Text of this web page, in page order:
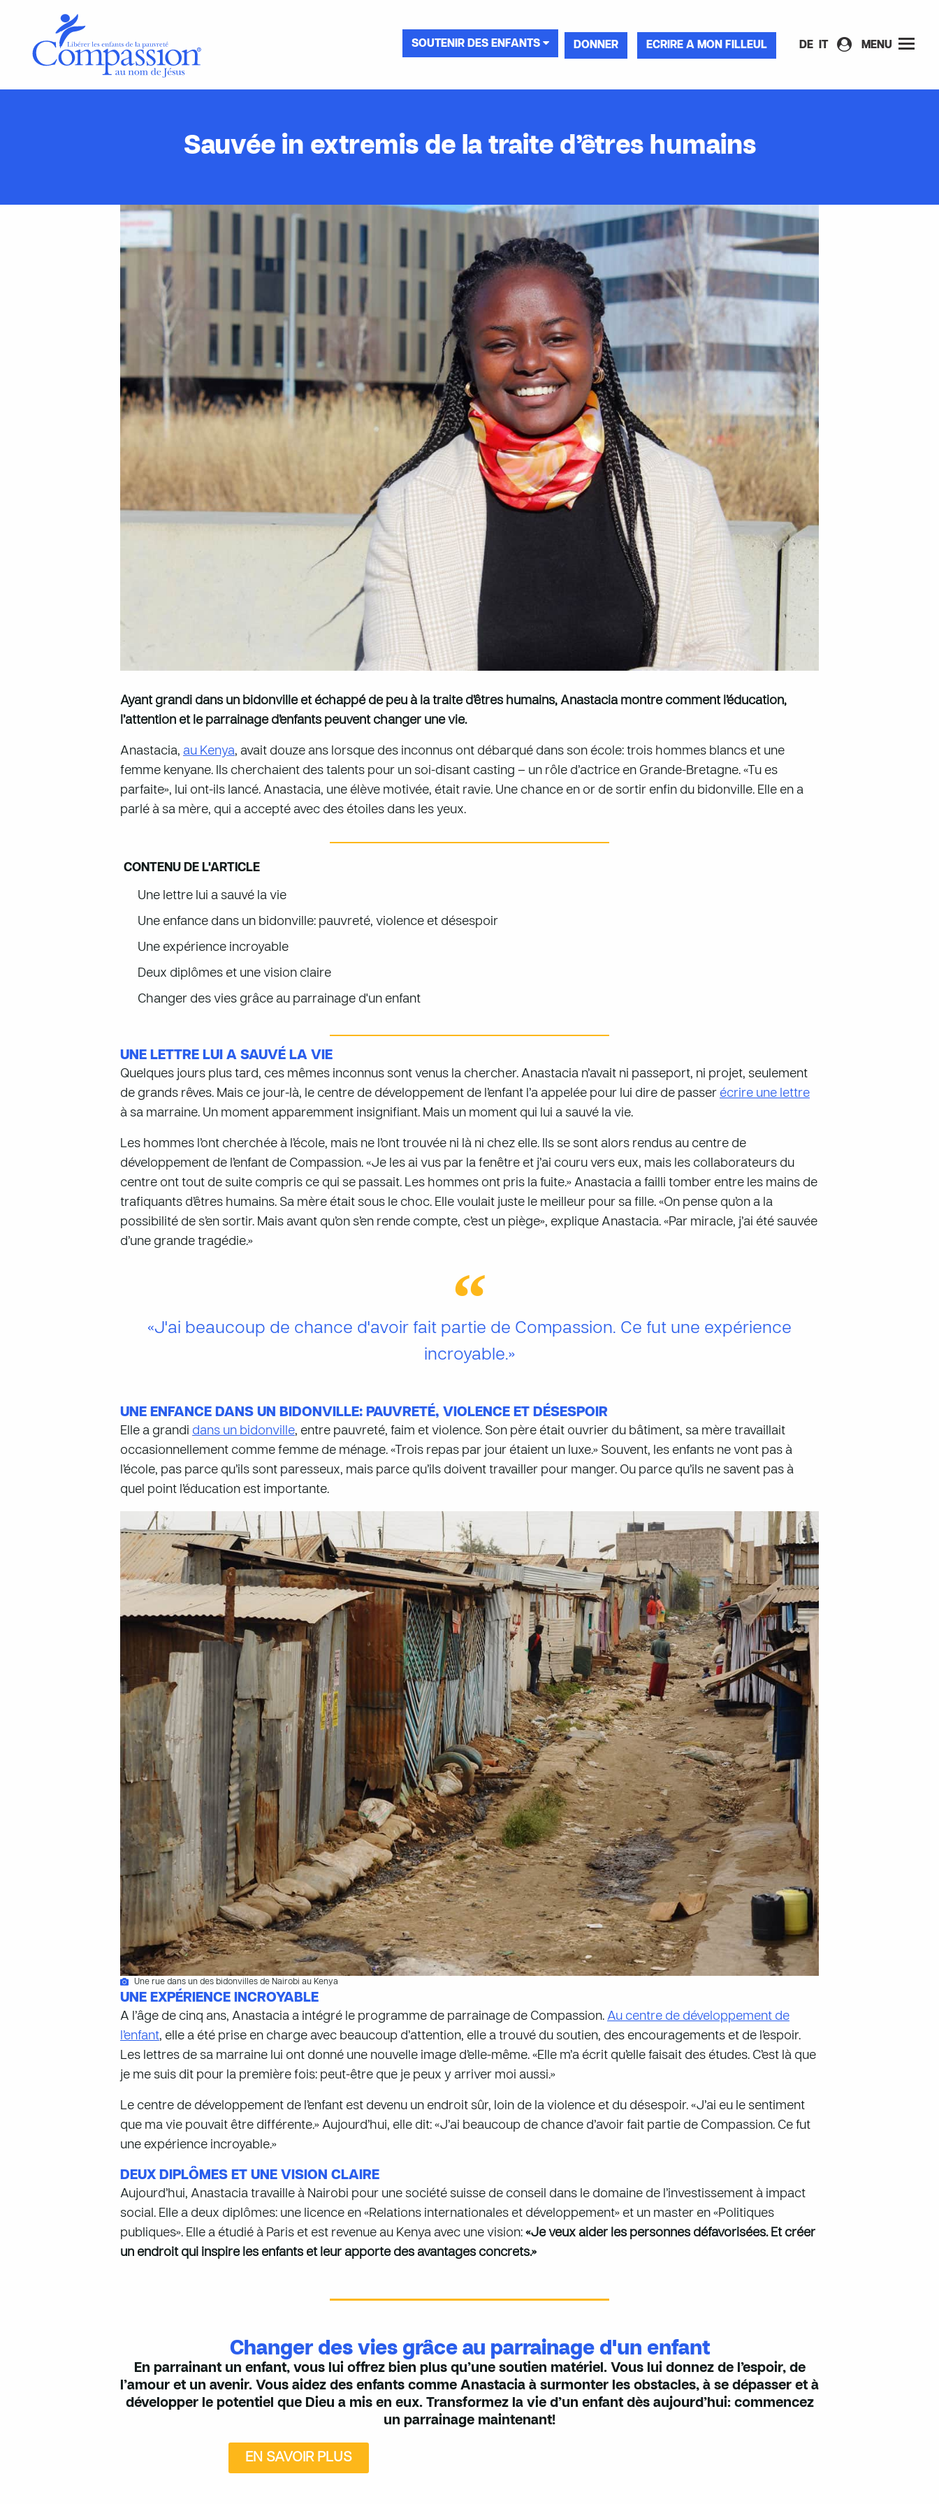
SOUTENIR DES ENFANTS DONNER ECRIRE A MON FILLEUL DE IT MENU
Sauvée in extremis de la traite d’êtres humains
Ayant grandi dans un bidonville et échappé de peu à la traite d’êtres humains, Anastacia montre comment l’éducation,
l’attention et le parrainage d’enfants peuvent changer une vie.
Anastacia, au Kenya, avait douze ans lorsque des inconnus ont débarqué dans son école: trois hommes blancs et une
femme kenyane. Ils cherchaient des talents pour un soi-disant casting – un rôle d’actrice en Grande-Bretagne. «Tu es
parfaite», lui ont-ils lancé. Anastacia, une élève motivée, était ravie. Une chance en or de sortir enfin du bidonville. Elle en a
parlé à sa mère, qui a accepté avec des étoiles dans les yeux.
CONTENU DE L'ARTICLE
Une lettre lui a sauvé la vie
Une enfance dans un bidonville: pauvreté, violence et désespoir
Une expérience incroyable
Deux diplômes et une vision claire
Changer des vies grâce au parrainage d'un enfant
UNE LETTRE LUI A SAUVÉ LA VIE
Quelques jours plus tard, ces mêmes inconnus sont venus la chercher. Anastacia n’avait ni passeport, ni projet, seulement
de grands rêves. Mais ce jour-là, le centre de développement de l’enfant l’a appelée pour lui dire de passer écrire une lettre
à sa marraine. Un moment apparemment insignifiant. Mais un moment qui lui a sauvé la vie.
Les hommes l’ont cherchée à l’école, mais ne l’ont trouvée ni là ni chez elle. Ils se sont alors rendus au centre de
développement de l’enfant de Compassion. «Je les ai vus par la fenêtre et j’ai couru vers eux, mais les collaborateurs du
centre ont tout de suite compris ce qui se passait. Les hommes ont pris la fuite.» Anastacia a failli tomber entre les mains de
trafiquants d’êtres humains. Sa mère était sous le choc. Elle voulait juste le meilleur pour sa fille. «On pense qu’on a la
possibilité de s’en sortir. Mais avant qu’on s’en rende compte, c’est un piège», explique Anastacia. «Par miracle, j’ai été sauvée
d’une grande tragédie.»
«J'ai beaucoup de chance d'avoir fait partie de Compassion. Ce fut une expérience
incroyable.»
UNE ENFANCE DANS UN BIDONVILLE: PAUVRETÉ, VIOLENCE ET DÉSESPOIR
Elle a grandi dans un bidonville, entre pauvreté, faim et violence. Son père était ouvrier du bâtiment, sa mère travaillait
occasionnellement comme femme de ménage. «Trois repas par jour étaient un luxe.» Souvent, les enfants ne vont pas à
l’école, pas parce qu’ils sont paresseux, mais parce qu’ils doivent travailler pour manger. Ou parce qu’ils ne savent pas à
quel point l’éducation est importante.
Une rue dans un des bidonvilles de Nairobi au Kenya
UNE EXPÉRIENCE INCROYABLE
A l’âge de cinq ans, Anastacia a intégré le programme de parrainage de Compassion. Au centre de développement de
l’enfant, elle a été prise en charge avec beaucoup d’attention, elle a trouvé du soutien, des encouragements et de l’espoir.
Les lettres de sa marraine lui ont donné une nouvelle image d’elle-même. «Elle m’a écrit qu’elle faisait des études. C’est là que
je me suis dit pour la première fois: peut-être que je peux y arriver moi aussi.»
Le centre de développement de l’enfant est devenu un endroit sûr, loin de la violence et du désespoir. «J’ai eu le sentiment
que ma vie pouvait être différente.» Aujourd’hui, elle dit: «J’ai beaucoup de chance d’avoir fait partie de Compassion. Ce fut
une expérience incroyable.»
DEUX DIPLÔMES ET UNE VISION CLAIRE
Aujourd’hui, Anastacia travaille à Nairobi pour une société suisse de conseil dans le domaine de l’investissement à impact
social. Elle a deux diplômes: une licence en «Relations internationales et développement» et un master en «Politiques
publiques». Elle a étudié à Paris et est revenue au Kenya avec une vision: «Je veux aider les personnes défavorisées. Et créer
un endroit qui inspire les enfants et leur apporte des avantages concrets.»
Changer des vies grâce au parrainage d'un enfant
En parrainant un enfant, vous lui offrez bien plus qu’une soutien matériel. Vous lui donnez de l’espoir, de
l’amour et un avenir. Vous aidez des enfants comme Anastacia à surmonter les obstacles, à se dépasser et à
développer le potentiel que Dieu a mis en eux. Transformez la vie d’un enfant dès aujourd’hui: commencez
un parrainage maintenant!
EN SAVOIR PLUS